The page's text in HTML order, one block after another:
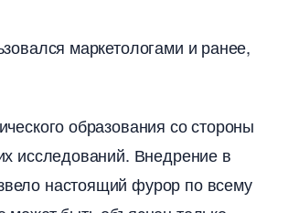
маркетологами и ранее,
образования со стороны
исследований. Внедрение
настоящий фурор по всему